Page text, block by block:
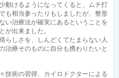
動けるようになってくると、ムチ打
も相当参ったりもしましたが、整形
い治療法が確実にあるということを
が出来ました。
らしさを、しんどくてたまらない人
治療そのものに自分も携わりたいと
技術の習得、カイロドクターによる